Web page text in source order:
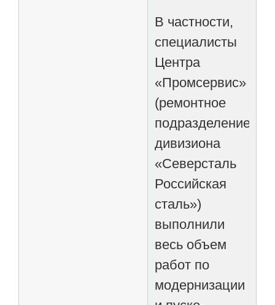
В частности,
специалисты
Центра
«Промсервис»
(ремонтное
подразделение
дивизиона
«Северсталь
Российская
сталь»)
выполнили
весь объем
работ по
модернизации